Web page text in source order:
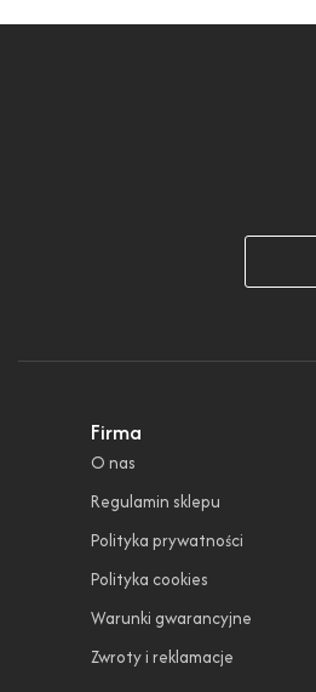
Firma
O nas
Regulamin sklepu
Polityka prywatności
Polityka cookies
Warunki gwarancyjne
Zwroty i reklamacje